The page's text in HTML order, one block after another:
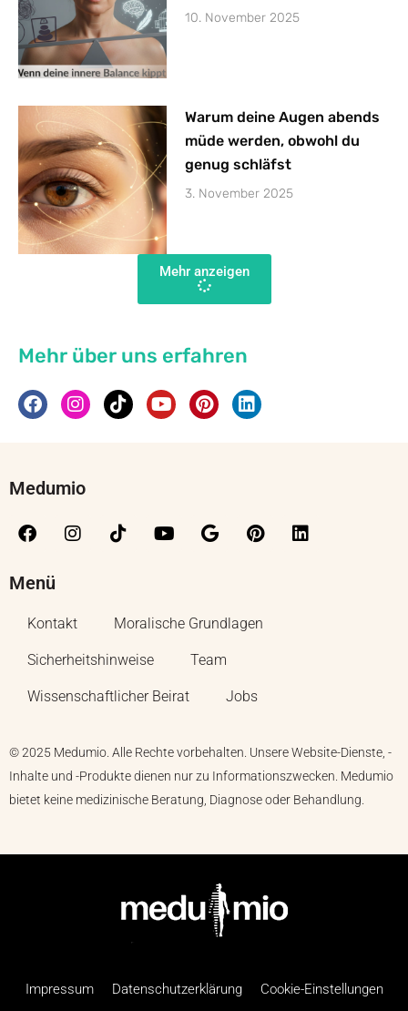
10. November 2025
Warum deine Augen abends
müde werden, obwohl du
genug schläfst
3. November 2025
Mehr anzeigen
Mehr über uns erfahren
Medumio
Menü
Kontakt Moralische Grundlagen
Sicherheitshinweise Team
Wissenschaftlicher Beirat Jobs
© 2025 Medumio. Alle Rechte vorbehalten. Unsere Website-Dienste, -
Inhalte und -Produkte dienen nur zu Informationszwecken. Medumio
bietet keine medizinische Beratung, Diagnose oder Behandlung.
Impressum Datenschutzerklärung Cookie-Einstellungen